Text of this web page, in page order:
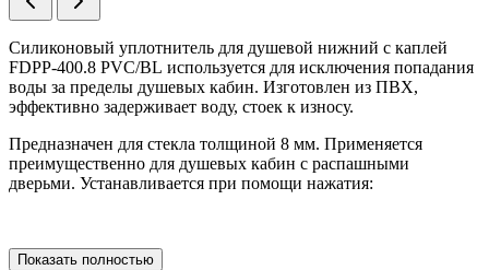
Силиконовый уплотнитель для душевой нижний с каплей
FDPP-400.8 PVC/BL используется для исключения попадания
воды за пределы душевых кабин. Изготовлен из ПВХ,
эффективно задерживает воду, стоек к износу.
Предназначен для стекла толщиной 8 мм. Применяется
преимущественно для душевых кабин с распашными
дверьми. Устанавливается при помощи нажатия:
Показать полностью